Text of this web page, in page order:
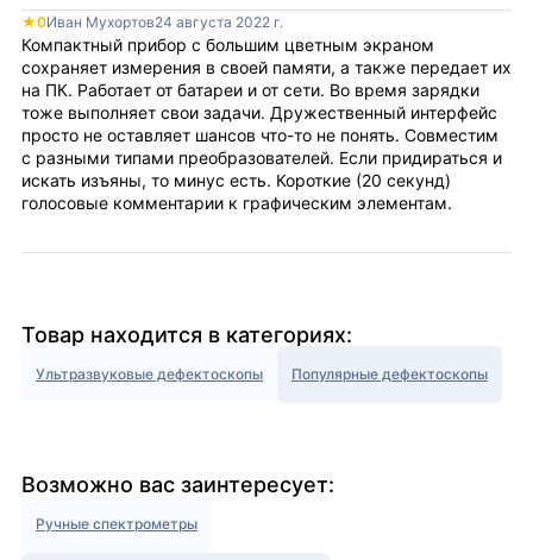
★0Иван Мухортов24 августа 2022 г.
Компактный прибор с большим цветным экраном
сохраняет измерения в своей памяти, а также передает их
на ПК. Работает от батареи и от сети. Во время зарядки
тоже выполняет свои задачи. Дружественный интерфейс
просто не оставляет шансов что-то не понять. Совместим
с разными типами преобразователей. Если придираться и
искать изъяны, то минус есть. Короткие (20 секунд)
голосовые комментарии к графическим элементам.
Товар находится в категориях:
Ультразвуковые дефектоскопы Популярные дефектоскопы
Возможно вас заинтересует:
Ручные спектрометры